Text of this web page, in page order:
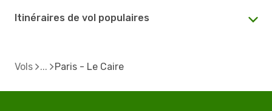
Itinéraires de vol populaires
Vols Paris - Le Caire